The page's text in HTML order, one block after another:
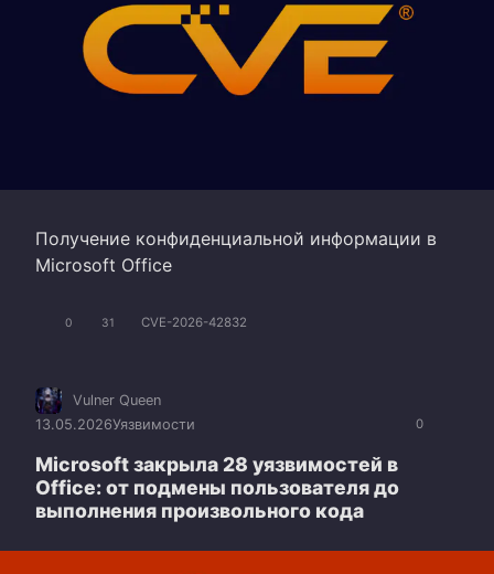
Получение конфиденциальной информации в
Microsoft Office
0 31 CVE-2026-42832
0
Vulner Queen
13.05.2026Уязвимости
Microsoft закрыла 28 уязвимостей в
Office: от подмены пользователя до
выполнения произвольного кода